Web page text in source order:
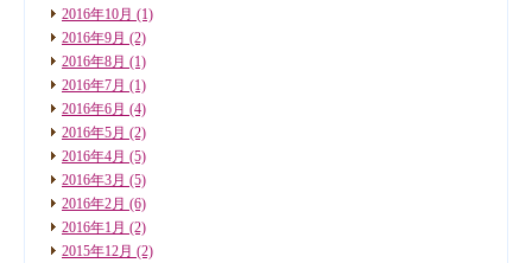
2016年10月 (1)
2016年9月 (2)
2016年8月 (1)
2016年7月 (1)
2016年6月 (4)
2016年5月 (2)
2016年4月 (5)
2016年3月 (5)
2016年2月 (6)
2016年1月 (2)
2015年12月 (2)